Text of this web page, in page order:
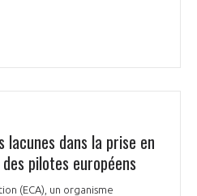
dans la prise en
pilotes européens
(ECA), un organisme